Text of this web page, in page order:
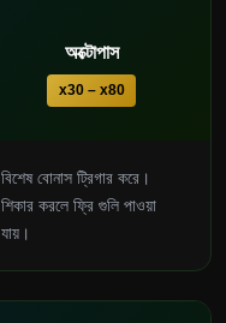
অক্টোপাস
x30 – x80
বিশেষ বোনাস ট্রিগার করে।
শিকার করলে ফ্রি গুলি পাওয়া
যায়।